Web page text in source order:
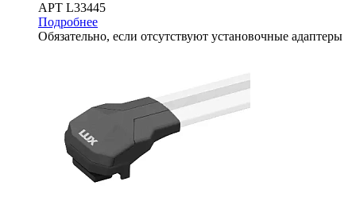
АРТ L33445
Подробнее
Обязательно, если отсутствуют установочные адаптеры